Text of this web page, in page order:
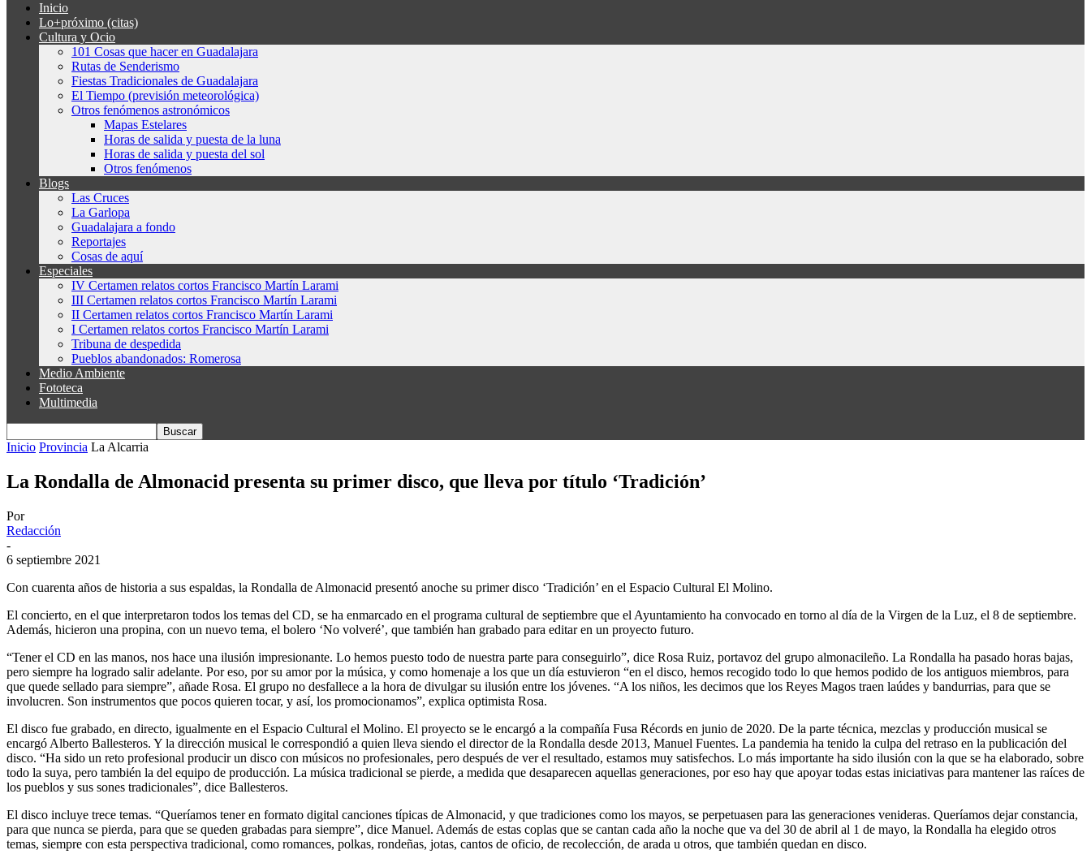
Inicio
Lo+próximo (citas)
Cultura y Ocio
101 Cosas que hacer en Guadalajara
Rutas de Senderismo
Fiestas Tradicionales de Guadalajara
El Tiempo (previsión meteorológica)
Otros fenómenos astronómicos
Mapas Estelares
Horas de salida y puesta de la luna
Horas de salida y puesta del sol
Otros fenómenos
Blogs
Las Cruces
La Garlopa
Guadalajara a fondo
Reportajes
Cosas de aquí
Especiales
IV Certamen relatos cortos Francisco Martín Larami
III Certamen relatos cortos Francisco Martín Larami
II Certamen relatos cortos Francisco Martín Larami
I Certamen relatos cortos Francisco Martín Larami
Tribuna de despedida
Pueblos abandonados: Romerosa
Medio Ambiente
Fototeca
Multimedia
Inicio Provincia La Alcarria
La Rondalla de Almonacid presenta su primer disco, que lleva por título ‘Tradición’
Por
Redacción
-
6 septiembre 2021
Con cuarenta años de historia a sus espaldas, la Rondalla de Almonacid presentó anoche su primer disco ‘Tradición’ en el Espacio Cultural El Molino.
El concierto, en el que interpretaron todos los temas del CD, se ha enmarcado en el programa cultural de septiembre que el Ayuntamiento ha convocado en torno al día de la Virgen de la Luz, el 8 de septiembre.
Además, hicieron una propina, con un nuevo tema, el bolero ‘No volveré’, que también han grabado para editar en un proyecto futuro.
“Tener el CD en las manos, nos hace una ilusión impresionante. Lo hemos puesto todo de nuestra parte para conseguirlo”, dice Rosa Ruiz, portavoz del grupo almonacileño. La Rondalla ha pasado horas bajas,
pero siempre ha logrado salir adelante. Por eso, por su amor por la música, y como homenaje a los que un día estuvieron “en el disco, hemos recogido todo lo que hemos podido de los antiguos miembros, para
que quede sellado para siempre”, añade Rosa. El grupo no desfallece a la hora de divulgar su ilusión entre los jóvenes. “A los niños, les decimos que los Reyes Magos traen laúdes y bandurrias, para que se
involucren. Son instrumentos que pocos quieren tocar, y así, los promocionamos”, explica optimista Rosa.
El disco fue grabado, en directo, igualmente en el Espacio Cultural el Molino. El proyecto se le encargó a la compañía Fusa Récords en junio de 2020. De la parte técnica, mezclas y producción musical se
encargó Alberto Ballesteros. Y la dirección musical le correspondió a quien lleva siendo el director de la Rondalla desde 2013, Manuel Fuentes. La pandemia ha tenido la culpa del retraso en la publicación del
disco. “Ha sido un reto profesional producir un disco con músicos no profesionales, pero después de ver el resultado, estamos muy satisfechos. Lo más importante ha sido ilusión con la que se ha elaborado, sobre
todo la suya, pero también la del equipo de producción. La música tradicional se pierde, a medida que desaparecen aquellas generaciones, por eso hay que apoyar todas estas iniciativas para mantener las raíces de
los pueblos y sus sones tradicionales”, dice Ballesteros.
El disco incluye trece temas. “Queríamos tener en formato digital canciones típicas de Almonacid, y que tradiciones como los mayos, se perpetuasen para las generaciones venideras. Queríamos dejar constancia,
para que nunca se pierda, para que se queden grabadas para siempre”, dice Manuel. Además de estas coplas que se cantan cada año la noche que va del 30 de abril al 1 de mayo, la Rondalla ha elegido otros
temas, siempre con esta perspectiva tradicional, como romances, polkas, rondeñas, jotas, cantos de oficio, de recolección, de arada u otros, que también quedan en disco.